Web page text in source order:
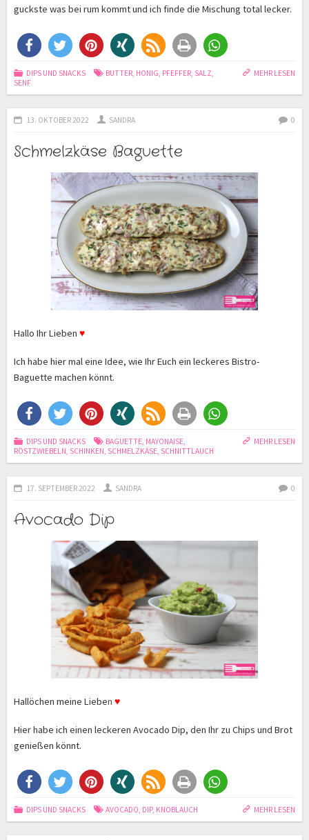
guckste was bei rum kommt und ich finde die Mischung total lecker.
MEHR LESEN
DIPS UND SNACKS BUTTER, HONIG, PFEFFER, SALZ,
SENF
13. OKTOBER 2022 SANDRA 0
Schmelzkäse Baguette
Hallo Ihr Lieben ♥
Ich habe hier mal eine Idee, wie Ihr Euch ein leckeres Bistro-
Baguette machen könnt.
MEHR LESEN
DIPS UND SNACKS BAGUETTE, MAYONAISE,
RÖSTZWIEBELN, SCHINKEN, SCHMELZKÄSE, SCHNITTLAUCH
17. SEPTEMBER 2022 SANDRA 0
Avocado Dip
Hallöchen meine Lieben ♥
Hier habe ich einen leckeren Avocado Dip, den Ihr zu Chips und Brot
genießen könnt.
MEHR LESEN
DIPS UND SNACKS AVOCADO, DIP, KNOBLAUCH